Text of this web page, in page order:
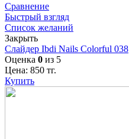
Сравнение
Быстрый взгляд
Список желаний
Закрыть
Слайдер Ibdi Nails Colorful 038
Оценка 0 из 5
Цена: 850 тг.
Купить